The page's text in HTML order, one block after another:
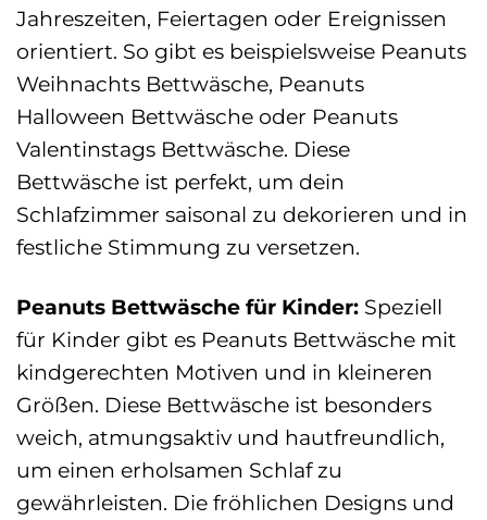
Jahreszeiten, Feiertagen oder Ereignissen
orientiert. So gibt es beispielsweise Peanuts
Weihnachts Bettwäsche, Peanuts
Halloween Bettwäsche oder Peanuts
Valentinstags Bettwäsche. Diese
Bettwäsche ist perfekt, um dein
Schlafzimmer saisonal zu dekorieren und in
festliche Stimmung zu versetzen.
Peanuts Bettwäsche für Kinder: Speziell
für Kinder gibt es Peanuts Bettwäsche mit
kindgerechten Motiven und in kleineren
Größen. Diese Bettwäsche ist besonders
weich, atmungsaktiv und hautfreundlich,
um einen erholsamen Schlaf zu
gewährleisten. Die fröhlichen Designs und